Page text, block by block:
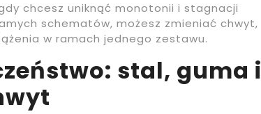
chcesz uniknąć monotonii i stagnacji
schematów, możesz zmieniać chwyt,
w ramach jednego zestawu.
stal, guma i